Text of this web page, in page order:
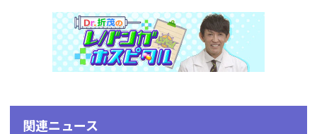
関連ニュース